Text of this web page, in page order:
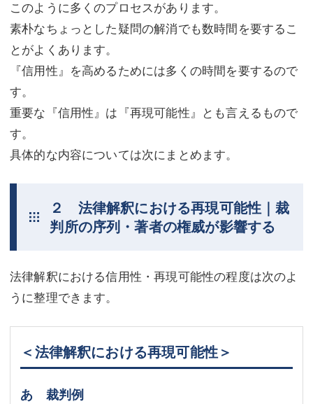
このように多くのプロセスがあります。
素朴なちょっとした疑問の解消でも数時間を要するこ
とがよくあります。
『信用性』を高めるためには多くの時間を要するので
す。
重要な『信用性』は『再現可能性』とも言えるもので
す。
具体的な内容については次にまとめます。
２ 法律解釈における再現可能性｜裁
判所の序列・著者の権威が影響する
法律解釈における信用性・再現可能性の程度は次のよ
うに整理できます。
＜法律解釈における再現可能性＞
あ 裁判例